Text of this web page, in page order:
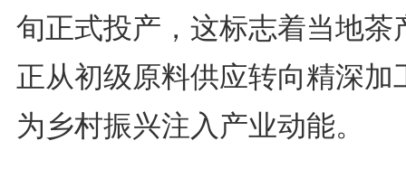
旬正式投产，这标志着当地茶
正从初级原料供应转向精深加
为乡村振兴注入产业动能。